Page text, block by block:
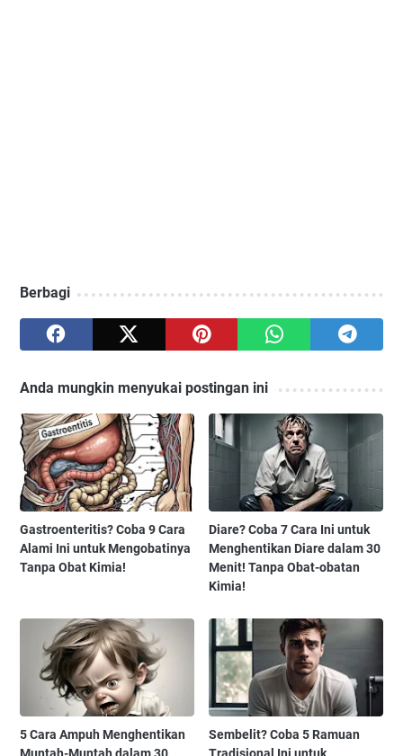
Berbagi
Anda mungkin menyukai postingan ini
Gastroenteritis? Coba 9 Cara
Alami Ini untuk Mengobatinya
Tanpa Obat Kimia!
Diare? Coba 7 Cara Ini untuk
Menghentikan Diare dalam 30
Menit! Tanpa Obat-obatan
Kimia!
5 Cara Ampuh Menghentikan
Muntah-Muntah dalam 30
Sembelit? Coba 5 Ramuan
Tradisional Ini untuk